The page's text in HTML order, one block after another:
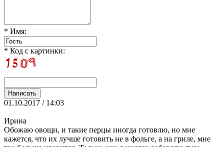
* Имя:
* Код с картинки:
01.10.2017 / 14:03
Ирина
Обожаю овощи, и такие перцы иногда готовлю, но мне
кажется, что их лучше готовить не в фольге, а на гриле, мне